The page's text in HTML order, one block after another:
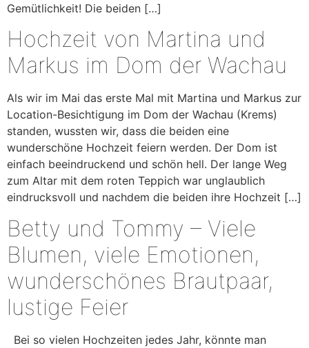
Gemütlichkeit! Die beiden […]
Hochzeit von Martina und
Markus im Dom der Wachau
Als wir im Mai das erste Mal mit Martina und Markus zur
Location-Besichtigung im Dom der Wachau (Krems)
standen, wussten wir, dass die beiden eine
wunderschöne Hochzeit feiern werden. Der Dom ist
einfach beeindruckend und schön hell. Der lange Weg
zum Altar mit dem roten Teppich war unglaublich
eindrucksvoll und nachdem die beiden ihre Hochzeit […]
Betty und Tommy – Viele
Blumen, viele Emotionen,
wunderschönes Brautpaar,
lustige Feier
Bei so vielen Hochzeiten jedes Jahr, könnte man